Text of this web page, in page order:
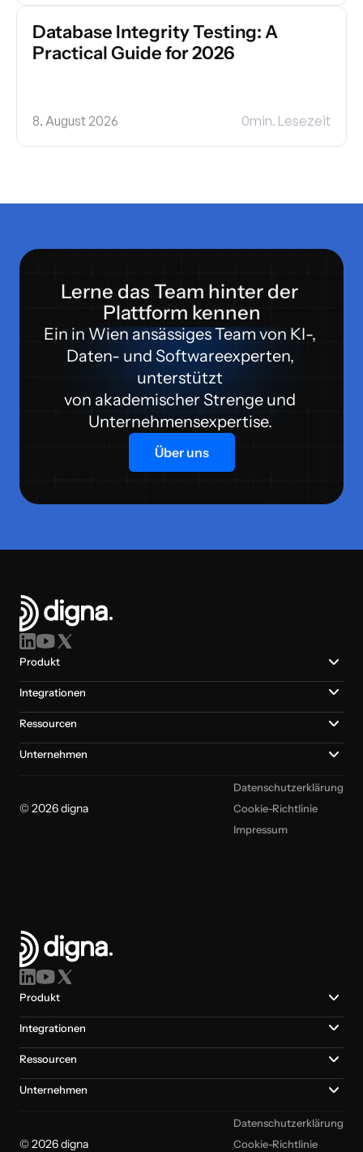
Database Integrity Testing: A
Practical Guide for 2026
8. August 2026 0min. Lesezeit
Lerne das Team hinter der
Plattform kennen
Ein in Wien ansässiges Team von KI-,
Daten- und Softwareexperten,
unterstützt
von akademischer Strenge und
Unternehmensexpertise.
Über uns
Produkt
Integrationen
Ressourcen
Unternehmen
© 2026 digna
Datenschutzerklärung
Cookie-Richtlinie
Impressum
Produkt
Integrationen
Ressourcen
Unternehmen
© 2026 digna
Datenschutzerklärung
Cookie-Richtlinie